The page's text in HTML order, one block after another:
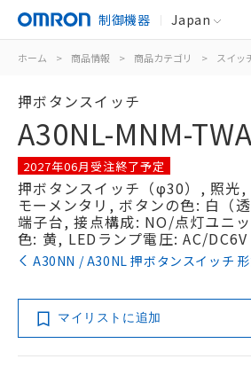
制御機器 Japan
ホーム > 商品情報 > 商品カテゴリ > スイッ
押ボタンスイッチ
A30NL-MNM-
2027年06月受注終了予定
押ボタンスイッチ（φ30）, 照光
モーメンタリ, ボタンの色: 白（
端子台, 接点構成: NO/点灯ユニ
色: 黄, LEDランプ電圧: AC/DC6V
A30NN / A30NL 押ボタンスイッチ
マイリストに追加